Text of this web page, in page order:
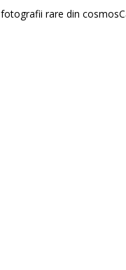
fotografii rare din